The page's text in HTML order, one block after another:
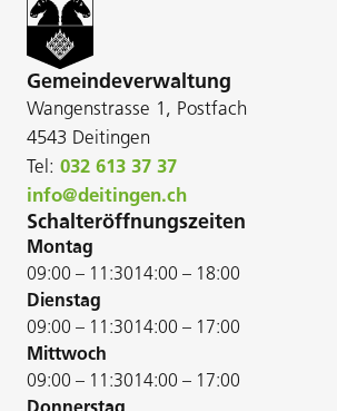
Gemeindeverwaltung
Wangenstrasse 1, Postfach
4543 Deitingen
Tel: 032 613 37 37
info@deitingen.ch
Schalteröffnungszeiten
Montag
09:00 – 11:3014:00 – 18:00
Dienstag
09:00 – 11:3014:00 – 17:00
Mittwoch
09:00 – 11:3014:00 – 17:00